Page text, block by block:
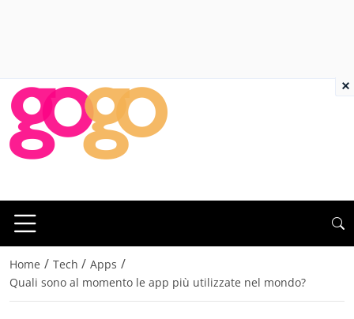
Home / Tech / Apps /
Quali sono al momento le app più utilizzate nel mondo?
×